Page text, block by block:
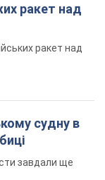
ракет над
ракет над
судну в
завдали ще